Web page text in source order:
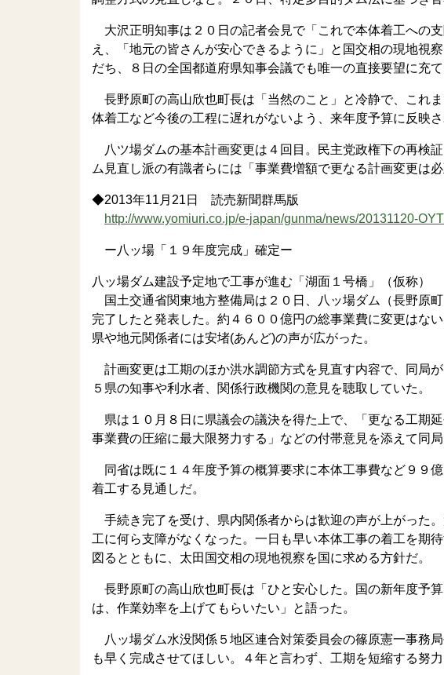
大沢正明知事は２０日の記者会見で「これで本体着工への
え、「地元の皆さんが安心できるように」と国交相の現地視
だち、８日の全国都道府県知事会議でも唯一の直接要望に充て
長野原町の高山欣也町長は「当然のこと」と冷静で、これ
体着工など今後の工程に遅れがないよう、来年度予算に反映
八ツ場ダムの基本計画変更は４回目。民主党政権下の再検
ム見直し派の有識者らには「事業費増額で更なる計画変更は
◆2013年11月21日 読売新聞群馬版
http://www.yomiuri.co.jp/e-japan/gunma/news/20131120-
ー八ッ場「１９年度完成」確定ー
八ッ場ダム建設予定地で工事が進む「湖面１号橋」（仮称）
国土交通省関東地方整備局は２０日、八ッ場ダム（長野原
完了したと発表した。約４６００億円の総事業費に変更はな
県や地元関係者には安堵(あんど)の声が広がった。
計画変更は工期のほか洪水調節方式を見直す内容で、同局
５県の知事や利水者、関係行政機関の意見を聴取していた。
県は１０月８日に県議会の議決を得た上で、「更なる工期
事業費の圧縮に最大限努力する」などの付帯意見を添えて同
同省は既に１４年度予算の概算要求に本体工事費など９９
着工する見通しだ。
手続き完了を受け、県内関係者からは歓迎の声が上がった
工に何ら支障がなくなった。一日も早い本体工事の着工を期
図るとともに、太田国交相の現地視察を国に求める方針だ。
長野原町の高山欣也町長は「ひと安心した。国の新年度予
は、作業効率を上げてもらいたい」と語った。
八ッ場ダム水没関係５地区連合対策委員会の篠原憲一事務
も早く完成させてほしい。４年と言わず、工期を短縮する努